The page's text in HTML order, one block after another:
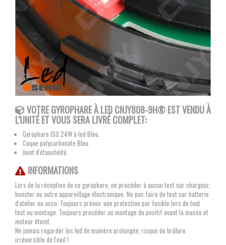
VOTRE GYROPHARE À LED CNJY808-9H® EST VENDU À
L'UNITÉ ET VOUS SERA LIVRÉ COMPLET:
Gyrophare ISO 24W à led Bleu.
Coque polycarbonate Bleu.
Joint d'étanchéité.
INFORMATIONS
Lors de la réception de ce gyrophare, ne procéder à aucun test sur chargeur,
booster ou autre appareillage électronique. Ne pas faire de test sur batterie
d'atelier ou accu. Toujours prévoir une protection par fusible lors de tout
test ou montage. Toujours procéder au montage du positif avant la masse et
moteur éteint.
Ne jamais regarder les led de manière prolongée, risque de brûlure
irréversible de l'oeil !